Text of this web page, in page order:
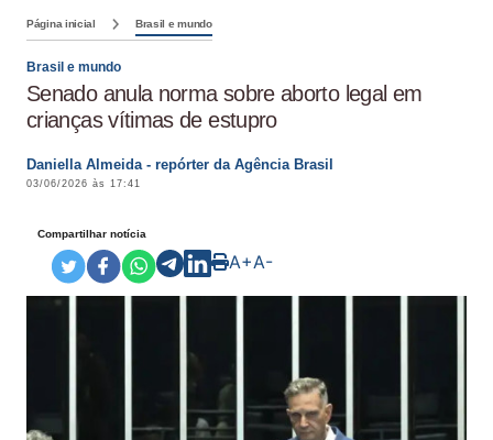
Página inicial Brasil e mundo
Brasil e mundo
Senado anula norma sobre aborto legal em
crianças vítimas de estupro
Daniella Almeida - repórter da Agência Brasil
03/06/2026 às 17:41
Compartilhar notícia
A+A-